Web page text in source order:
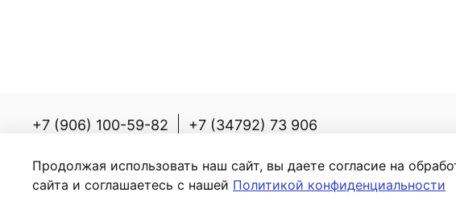
+7 (906) 100-59-82
+7 (34792) 73 906
с.Новоабзаково, ул. Энергетиков, д.7
Продолжая использовать наш сайт, вы даете согласие на
сайта и соглашаетесь с нашей Политикой конфиденциальности